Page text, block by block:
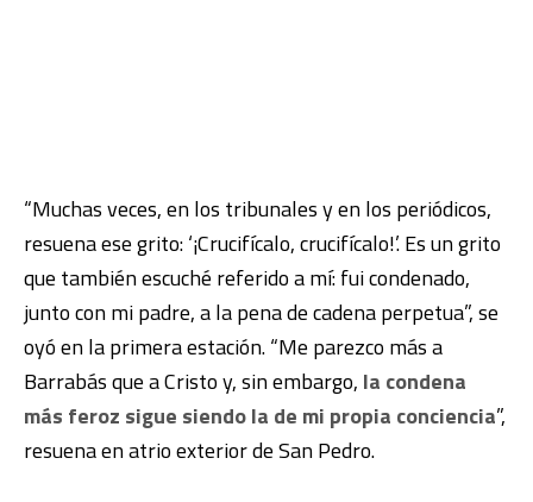
“Muchas veces, en los tribunales y en los periódicos,
resuena ese grito: ‘¡Crucifícalo, crucifícalo!’. Es un grito
que también escuché referido a mí: fui condenado,
junto con mi padre, a la pena de cadena perpetua”, se
oyó en la primera estación. “Me parezco más a
Barrabás que a Cristo y, sin embargo, la condena
más feroz sigue siendo la de mi propia conciencia”,
resuena en atrio exterior de San Pedro.